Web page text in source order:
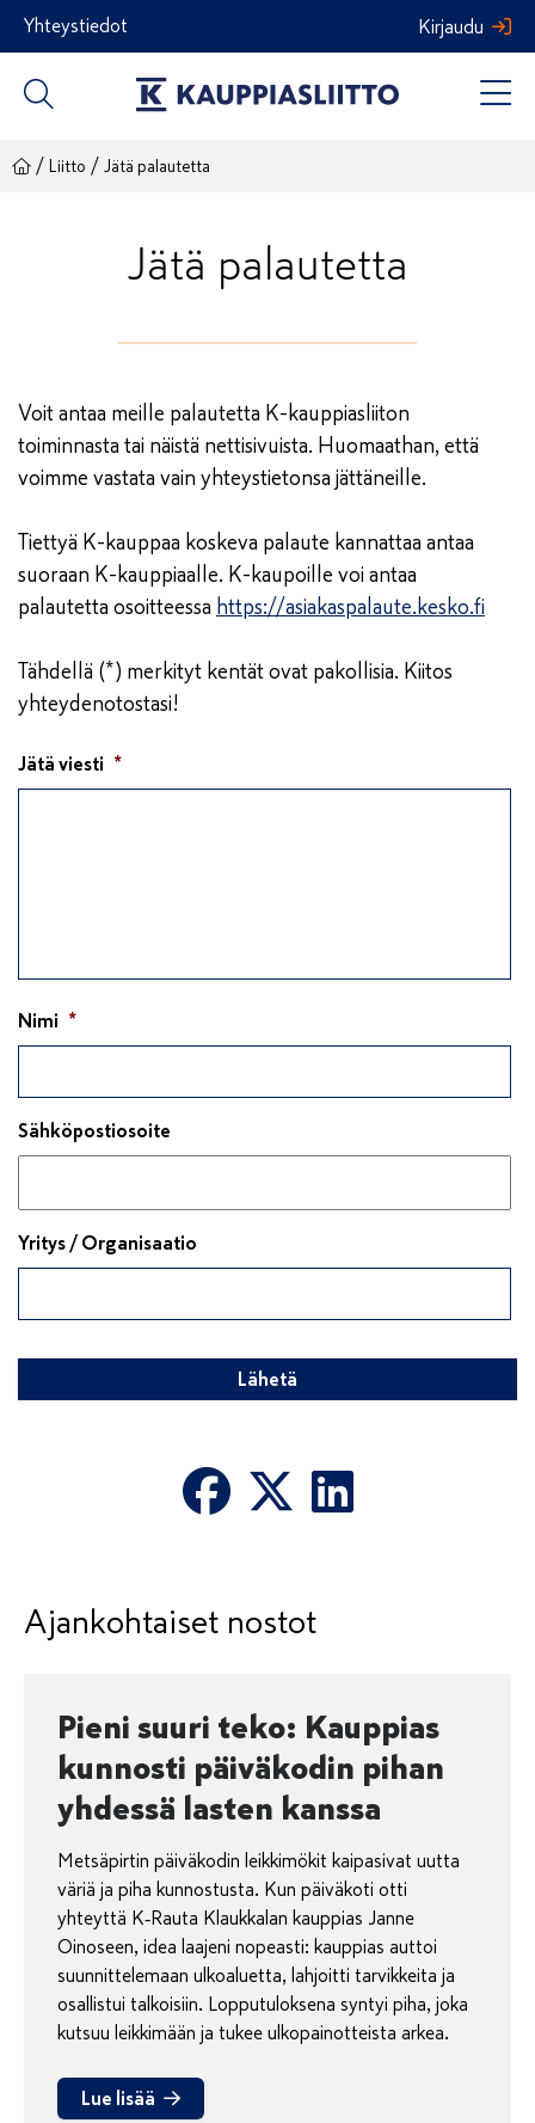
Siirry
sisältöön
Yhteystiedot Kirjaudu
/ Liitto / Jätä palautetta
Jätä palautetta
Voit antaa meille palautetta K-kauppiasliiton
toiminnasta tai näistä nettisivuista. Huomaathan, että
voimme vastata vain yhteystietonsa jättäneille.
Tiettyä K-kauppaa koskeva palaute kannattaa antaa
suoraan K-kauppiaalle. K-kaupoille voi antaa
palautetta osoitteessa https://asiakaspalaute.kesko.fi
Tähdellä (*) merkityt kentät ovat pakollisia. Kiitos
yhteydenotostasi!
Jätä viesti *
Nimi *
Sähköpostiosoite
Yritys / Organisaatio
Ajankohtaiset nostot
Pieni suuri teko: Kauppias
kunnosti päiväkodin pihan
yhdessä lasten kanssa
Metsäpirtin päiväkodin leikkimökit kaipasivat uutta
väriä ja piha kunnostusta. Kun päiväkoti otti
yhteyttä K‑Rauta Klaukkalan kauppias Janne
Oinoseen, idea laajeni nopeasti: kauppias auttoi
suunnittelemaan ulkoaluetta, lahjoitti tarvikkeita ja
osallistui talkoisiin. Lopputuloksena syntyi piha, joka
kutsuu leikkimään ja tukee ulkopainotteista arkea.
Lue lisää